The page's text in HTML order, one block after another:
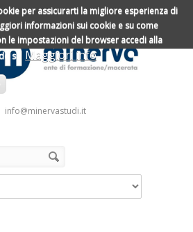
per assicurarti la migliore esperienza di
informazioni sui cookie e su come
le impostazioni del browser accedi alla
su
Maggiori info
info@minervastudi.it